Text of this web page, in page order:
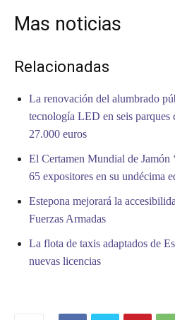
Mas noticias
Relacionadas
La renovación del alumbrado
tecnología LED en seis parques
27.000 euros
El Certamen Mundial de Jamón
65 expositores en su undécima
Estepona mejorará la
Fuerzas Armadas
La flota de taxis adaptados de
nuevas licencias